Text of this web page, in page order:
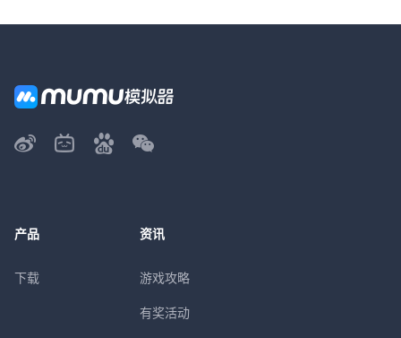
产品
下载
资讯
游戏攻略
有奖活动